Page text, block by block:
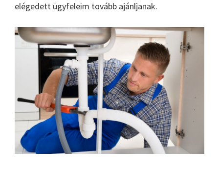
elégedett ügyfeleim tovább ajánljanak.